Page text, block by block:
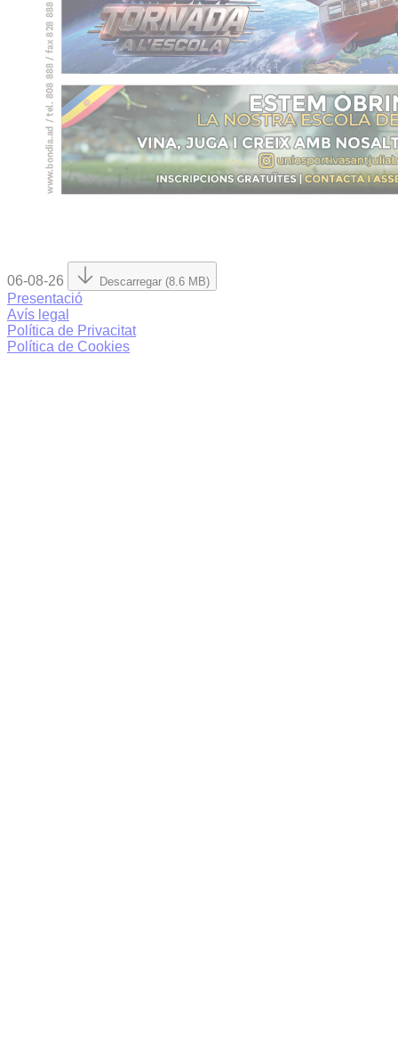
06-08-26 Descarregar (8.6 MB)
Presentació
Avís legal
Política de Privacitat
Política de Cookies